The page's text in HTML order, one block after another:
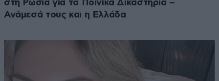
στη Ρωσία για τα Ποινικά Δικαστήρια –
Ανάμεσά τους και η Ελλάδα